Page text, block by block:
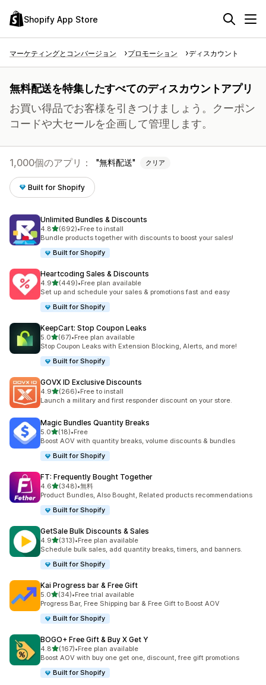
Shopify App Store
マーケティングとコンバージョン プロモーション ディスカウント
無料配送を特集したすべてのディスカウントアプリ
お買い得品でお客様を引きつけましょう。クーポン
コードや大セールを企画して管理します。
1,000個のアプリ： 無料配送 クリア
Built for Shopify
Unlimited Bundles & Discounts
4.85つ星中
(692)
合計レビュー数：692件
•Free to install
Bundle products together with discounts to boost your sales!
Built for Shopify
Heartcoding Sales & Discounts
4.95つ星中
(449)
合計レビュー数：449件
•Free plan available
Set up and schedule your sales & promotions fast and easy
Built for Shopify
KeepCart: Stop Coupon Leaks
5.05つ星中
(67)
合計レビュー数：67件
•Free plan available
Stop Coupon Leaks with Extension Blocking, Alerts, and more!
Built for Shopify
GOVX ID Exclusive Discounts
4.95つ星中
(266)
合計レビュー数：266件
•Free to install
Launch a military and first responder discount on your store.
Magic Bundles Quantity Breaks
5.05つ星中
(18)
合計レビュー数：18件
•Free
Boost AOV with quantity breaks, volume discounts & bundles
Built for Shopify
FT: Frequently Bought Together
4.65つ星中
(348)
合計レビュー数：348件
•無料
Product Bundles, Also Bought, Related products recommendations
Built for Shopify
GetSale Bulk Discounts & Sales
4.95つ星中
(313)
合計レビュー数：313件
•Free plan available
Schedule bulk sales, add quantity breaks, timers, and banners.
Built for Shopify
Kai Progress bar & Free Gift
5.05つ星中
(34)
合計レビュー数：34件
•Free trial available
Progress Bar, Free Shipping bar & Free Gift to Boost AOV
Built for Shopify
BOGO+ Free Gift & Buy X Get Y
4.85つ星中
(167)
合計レビュー数：167件
•Free plan available
Boost AOV with buy one get one, discount, free gift promotions
Built for Shopify